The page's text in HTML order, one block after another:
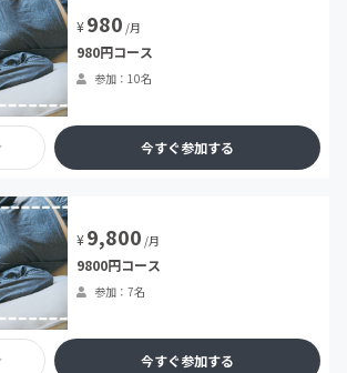
¥980 /月
980円コース
参加：10名
今すぐ参加する
¥9,800 /月
9800円コース
参加：7名
今すぐ参加する